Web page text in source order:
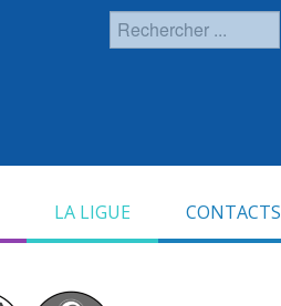
Rechercher
LA LIGUE CONTACTS